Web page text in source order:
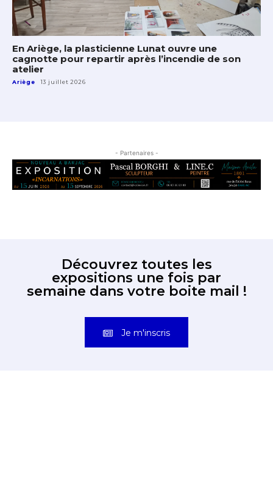
En Ariège, la plasticienne Lunat ouvre une
cagnotte pour repartir après l’incendie de son
atelier
Ariège 13 juillet 2026
- Partenaires -
Découvrez toutes les
expositions une fois par
semaine dans votre boite mail !
Je m'inscris